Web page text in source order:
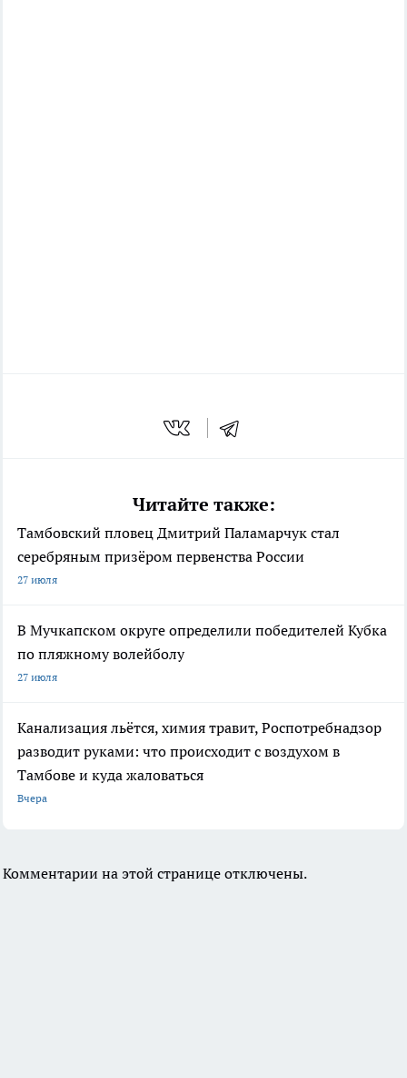
Читайте также:
Тамбовский пловец Дмитрий Паламарчук стал
серебряным призёром первенства России
27 июля
В Мучкапском округе определили победителей Кубка
по пляжному волейболу
27 июля
Канализация льётся, химия травит, Роспотребнадзор
разводит руками: что происходит с воздухом в
Тамбове и куда жаловаться
Вчера
Комментарии на этой странице отключены.